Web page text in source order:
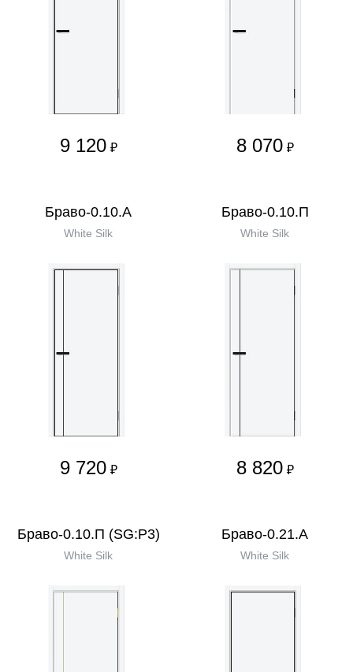
9 120 ₽ 8 070 ₽
Браво-0.10.А
White Silk
9 720 ₽
Браво-0.10.П
White Silk
8 820 ₽
Браво-0.10.П (SG:P3)
White Silk
Браво-0.21.А
White Silk